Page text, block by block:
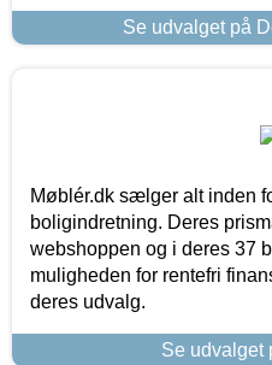
Se udvalget på
Møblér.dk sælger alt inden
boligindretning. Deres
webshoppen og i deres 37
muligheden for rentefri
deres udvalg.
Se udvalget